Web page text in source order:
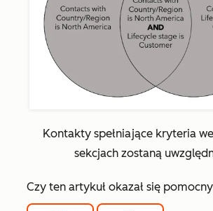
Kontakty spełniające kryteria
sekcjach zostaną
Czy ten artykuł okazał się